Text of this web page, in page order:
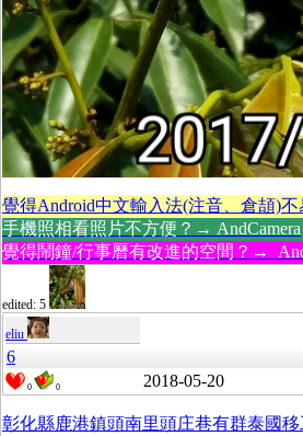
覺得Android中文輸入法(注音、倉頡)
手機照相看照片不方便？→ AndCamera
覺得鬧鐘/行事曆有改進的空間？→
edited: 5
eliu
6
0 0 2018-05-20
彰化縣鹿港鎮頭南里頭庄巷有群泰國